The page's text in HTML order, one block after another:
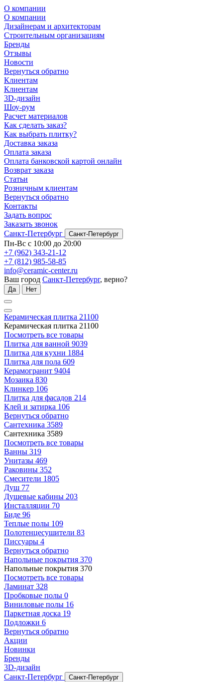
О компании
О компании
Дизайнерам и архитекторам
Строительным организациям
Бренды
Отзывы
Новости
Вернуться обратно
Клиентам
Клиентам
3D-дизайн
Шоу-рум
Расчет материалов
Как сделать заказ?
Как выбрать плитку?
Доставка заказа
Оплата заказа
Оплата банковской картой онлайн
Возврат заказа
Статьи
Розничным клиентам
Вернуться обратно
Контакты
Задать вопрос
Заказать звонок
Санкт-Петербург
Санкт-Петербург
Пн-Вс с 10:00 до 20:00
+7 (962) 343-21-12
+7 (812) 985-58-85
info@ceramic-center.ru
Ваш город Санкт-Петербург, верно?
Да Нет
Керамическая плитка 21100
Керамическая плитка 21100
Посмотреть все товары
Плитка для ванной 9039
Плитка для кухни 1884
Плитка для пола 609
Керамогранит 9404
Мозаика 830
Клинкер 106
Плитка для фасадов 214
Клей и затирка 106
Вернуться обратно
Сантехника 3589
Сантехника 3589
Посмотреть все товары
Ванны 319
Унитазы 469
Раковины 352
Смесители 1805
Душ 77
Душевые кабины 203
Инсталляции 70
Биде 96
Теплые полы 109
Полотенцесушители 83
Писсуары 4
Вернуться обратно
Напольные покрытия 370
Напольные покрытия 370
Посмотреть все товары
Ламинат 328
Пробковые полы 0
Виниловые полы 16
Паркетная доска 19
Подложки 6
Вернуться обратно
Акции
Новинки
Бренды
3D-дизайн
Санкт-Петербург
Санкт-Петербург